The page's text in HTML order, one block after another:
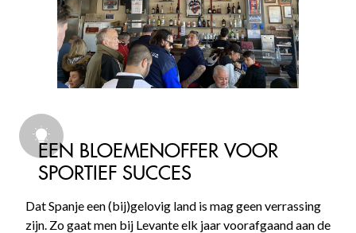
EEN BLOEMENOFFER VOOR
SPORTIEF SUCCES
Dat Spanje een (bij)gelovig land is mag geen verrassing
zijn. Zo gaat men bij Levante elk jaar voorafgaand aan de